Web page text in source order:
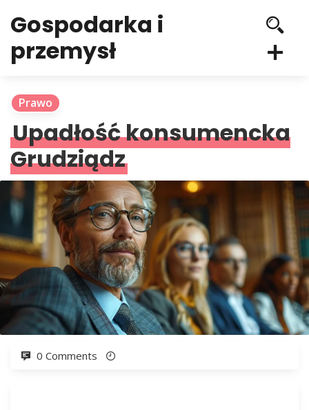
Gospodarka i
przemysł
Prawo
Upadłość konsumencka
Grudziądz
0 Comments